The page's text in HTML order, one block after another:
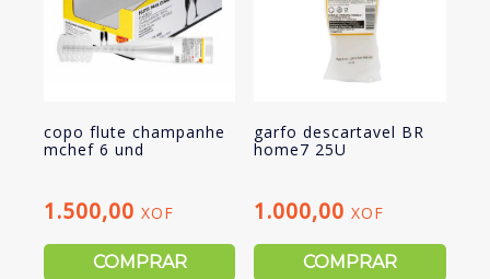
copo flute champanhe
mchef 6 und
1.500,00 XOF
COMPRAR
garfo descartavel BR
home7 25U
1.000,00XOF
COMPRAR